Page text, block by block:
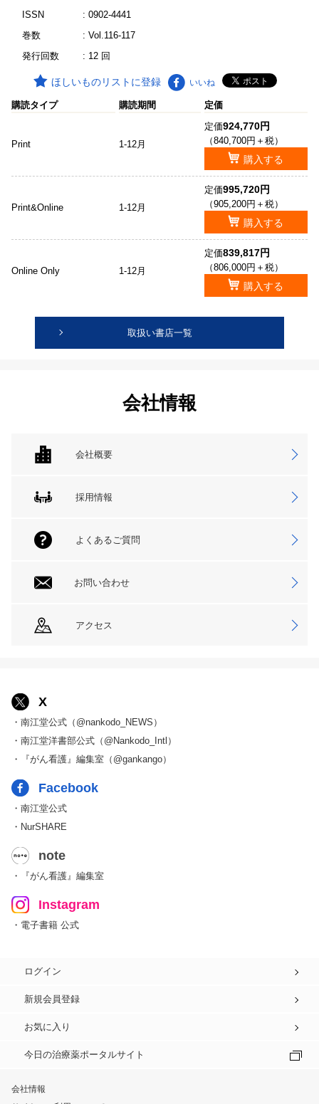
ISSN
: 0902-4441
巻数
: Vol.116-117
発行回数
: 12 回
ほしいものリストに登録 いいね
購読タイプ 購読期間 定価
Print 1-12月
定価924,770円
（840,700円＋税）
購入する
Print&Online 1-12月
定価995,720円
（905,200円＋税）
購入する
Online Only 1-12月
定価839,817円
（806,000円＋税）
購入する
取扱い書店一覧
会社情報
会社概要
採用情報
よくあるご質問
お問い合わせ
アクセス
X
・南江堂公式（@nankodo_NEWS）
・南江堂洋書部公式（@Nankodo_Intl）
・『がん看護』編集室（@gankango）
Facebook
・南江堂公式
・NurSHARE
note
・『がん看護』編集室
Instagram
・電子書籍 公式
ログイン
新規会員登録
お気に入り
今日の治療薬ポータルサイト
会社情報